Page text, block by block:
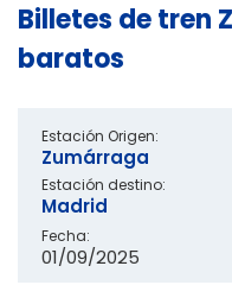
Billetes de tren
baratos
Estación Origen:
Zumárraga
Estación destino:
Madrid
Fecha:
01/09/2025